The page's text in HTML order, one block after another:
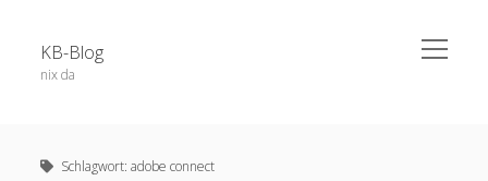
KB-Blog
nix da
open
menu
Veröffentlichungen
Suchen
Schlagwort:adobe connect